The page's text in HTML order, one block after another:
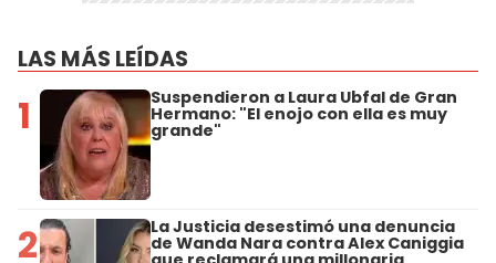
LAS MÁS LEÍDAS
1 Suspendieron a Laura Ubfal de Gran
Hermano: "El enojo con ella es muy
grande"
2 La Justicia desestimó una denuncia
de Wanda Nara contra Alex Caniggia